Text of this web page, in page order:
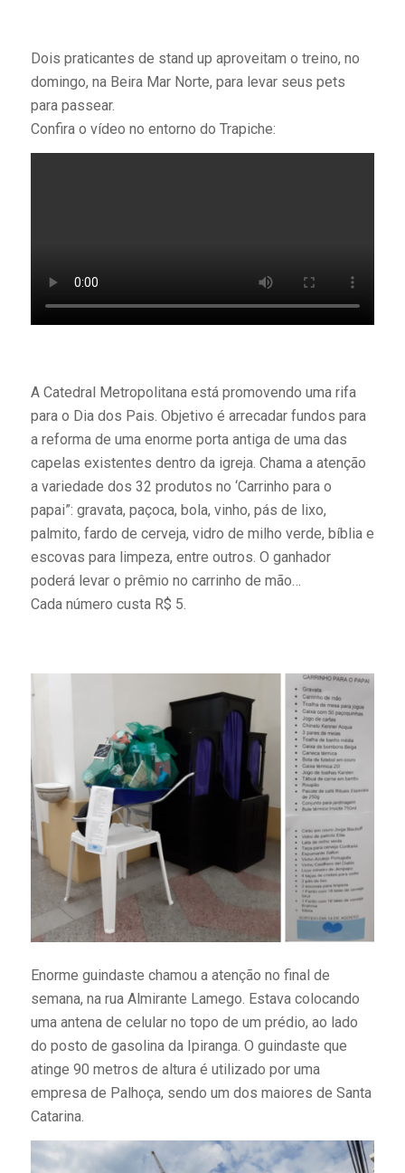
Dois praticantes de stand up aproveitam o treino, no
domingo, na Beira Mar Norte, para levar seus pets
para passear.
Confira o vídeo no entorno do Trapiche:
A Catedral Metropolitana está promovendo uma rifa
para o Dia dos Pais. Objetivo é arrecadar fundos para
a reforma de uma enorme porta antiga de uma das
capelas existentes dentro da igreja. Chama a atenção
a variedade dos 32 produtos no ‘Carrinho para o
papai”: gravata, paçoca, bola, vinho, pás de lixo,
palmito, fardo de cerveja, vidro de milho verde, bíblia e
escovas para limpeza, entre outros. O ganhador
poderá levar o prêmio no carrinho de mão…
Cada número custa R$ 5.
Enorme guindaste chamou a atenção no final de
semana, na rua Almirante Lamego. Estava colocando
uma antena de celular no topo de um prédio, ao lado
do posto de gasolina da Ipiranga. O guindaste que
atinge 90 metros de altura é utilizado por uma
empresa de Palhoça, sendo um dos maiores de Santa
Catarina.